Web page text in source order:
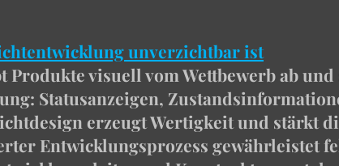
unverzichtbar ist
Produkte visuell vom Wettbewerb ab
Statusanzeigen,
erzeugt Wertigkeit und stärkt
Entwicklungsprozess gewährleistet